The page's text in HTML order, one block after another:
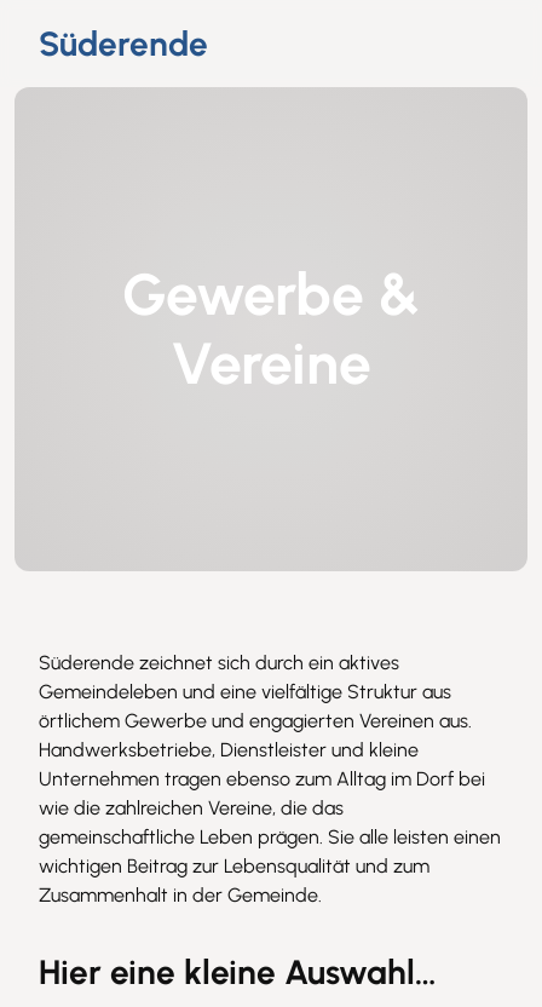
Süderende
Gewerbe &
Vereine
Süderende zeichnet sich durch ein aktives
Gemeindeleben und eine vielfältige Struktur aus
örtlichem Gewerbe und engagierten Vereinen aus.
Handwerksbetriebe, Dienstleister und kleine
Unternehmen tragen ebenso zum Alltag im Dorf bei
wie die zahlreichen Vereine, die das
gemeinschaftliche Leben prägen. Sie alle leisten einen
wichtigen Beitrag zur Lebensqualität und zum
Zusammenhalt in der Gemeinde.
Hier eine kleine Auswahl…